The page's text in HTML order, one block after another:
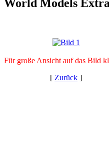
World Models Extra
Für große Ansicht auf das Bild
[ Zurück ]